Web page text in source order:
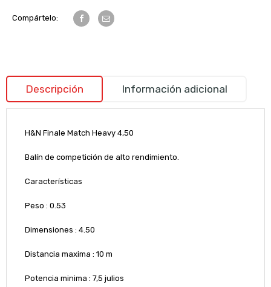
Compártelo:
Descripción Información adicional
H&N Finale Match Heavy 4,50
Balín de competición de alto rendimiento.
Características
Peso : 0.53
Dimensiones : 4.50
Distancia maxima : 10 m
Potencia minima : 7,5 julios